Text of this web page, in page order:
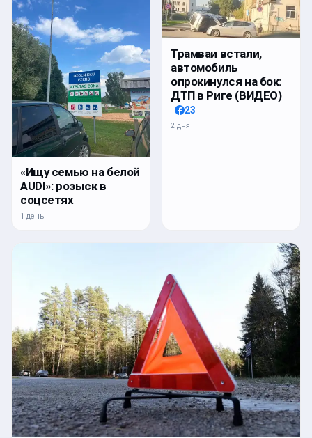
«Ищу семью на белой
AUDI»: розыск в
соцсетях
1 день
Трамваи встали,
автомобиль
опрокинулся на бок:
ДТП в Риге (ВИДЕО)
23
2 дня